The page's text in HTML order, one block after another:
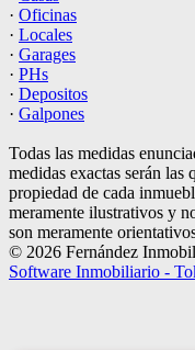
· Oficinas
· Locales
· Garages
· PHs
· Depositos
· Galpones
Todas las medidas
medidas exactas serán las
propiedad de cada
meramente ilustrativos y
son meramente
© 2026 Fernández
Software Inmobiliario -